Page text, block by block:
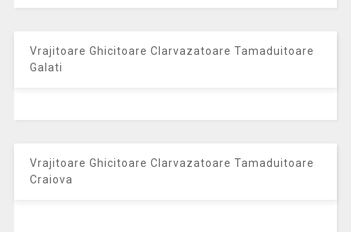
Vrajitoare Ghicitoare Clarvazatoare Tamaduitoare
Galati
Vrajitoare Ghicitoare Clarvazatoare Tamaduitoare
Craiova